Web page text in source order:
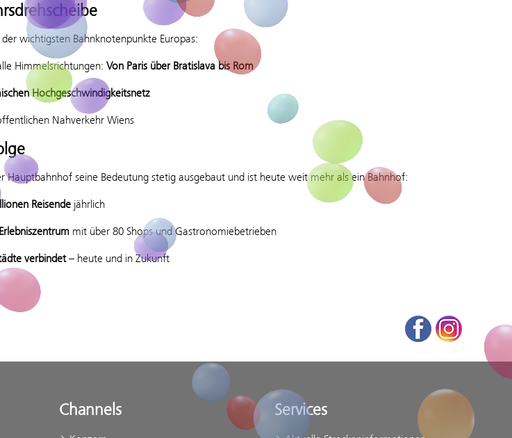
wichtigsten Bahnknotenpunkte Europas:
Himmelsrichtungen: Von Paris über Bratislava bis Rom
Hochgeschwindigkeitsnetz
Nahverkehr Wiens
Hauptbahnhof seine Bedeutung stetig ausgebaut und ist heute weit mehr als ein Bahnhof:
Reisende jährlich
mit über 80 Shops und Gastronomiebetrieben
verbindet– heute und in Zukunft
FacebookInstagram
Channels Services